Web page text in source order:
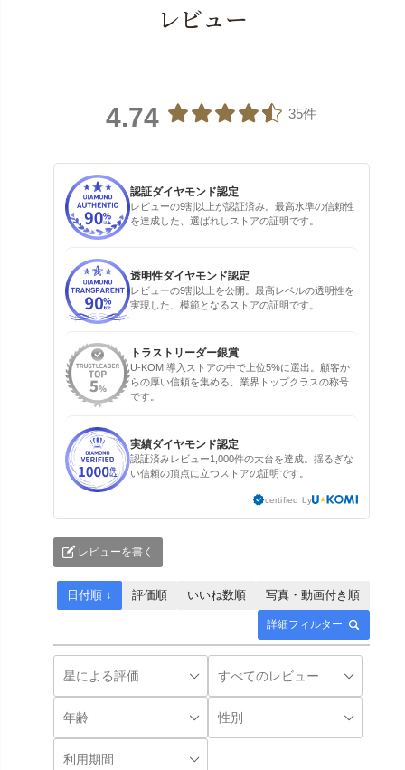
レビュー
4.74 35件
認証ダイヤモンド認定
レビューの9割以上が認証済み。最高水準の信頼性
を達成した、選ばれしストアの証明です。
透明性ダイヤモンド認定
レビューの9割以上を公開。最高レベルの透明性を
実現した、模範となるストアの証明です。
トラストリーダー銀賞
U-KOMI導入ストアの中で上位5%に選出。顧客か
らの厚い信頼を集める、業界トップクラスの称号
です。
実績ダイヤモンド認定
認証済みレビュー1,000件の大台を達成。揺るぎな
い信頼の頂点に立つストアの証明です。
certified by
レビューを書く
詳細フィルター
日付順 ↓ 評価順 いいね数順 写真・動画付き順